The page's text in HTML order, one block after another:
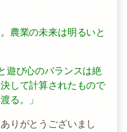
農業の未来は明るいと
遊び心のバランスは絶
して計算されたもので
る。」
りがとうございまし